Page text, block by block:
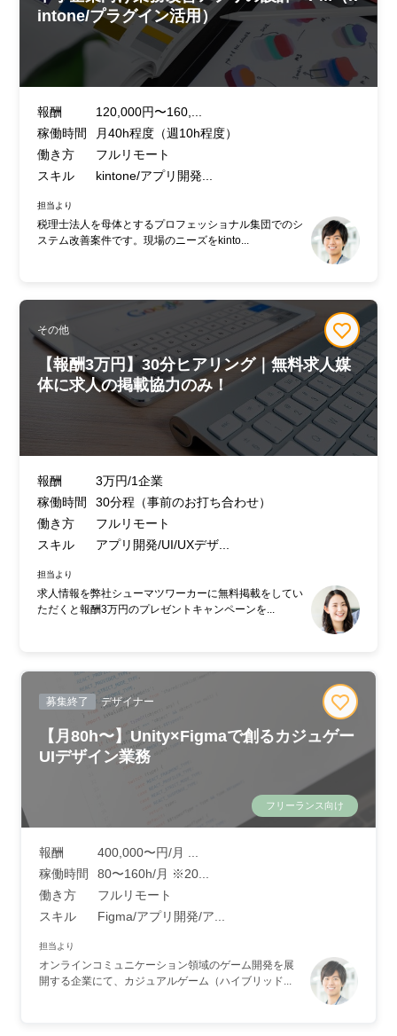
intone/プラグイン活用）
報酬
120,000円〜160,...
稼働時間
月40h程度（週10h程度）
働き方
フルリモート
スキル
kintone/アプリ開発...
担当より
税理士法人を母体とするプロフェッショナル集団でのシ
ステム改善案件です。現場のニーズをkinto...
その他
【報酬3万円】30分ヒアリング｜無料求人媒
体に求人の掲載協力のみ！
報酬
3万円/1企業
稼働時間
30分程（事前のお打ち合わせ）
働き方
フルリモート
スキル
アプリ開発/UI/UXデザ...
担当より
求人情報を弊社シューマツワーカーに無料掲載をしてい
ただくと報酬3万円のプレゼントキャンペーンを...
募集終了 デザイナー
【月80h〜】Unity×Figmaで創るカジュゲー
UIデザイン業務
フリーランス向け
報酬
400,000〜円/月 ...
稼働時間
80〜160h/月 ※20...
働き方
フルリモート
スキル
Figma/アプリ開発/ア...
担当より
オンラインコミュニケーション領域のゲーム開発を展
開する企業にて、カジュアルゲーム（ハイブリッド...